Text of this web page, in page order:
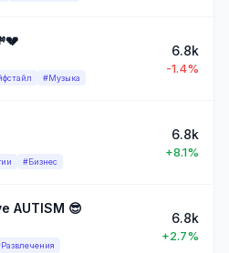
#Музыка
6.8k
-1.4%
#Бизнес
6.8k
+8.1%
AUTISM 😎
6.8k
+2.7%